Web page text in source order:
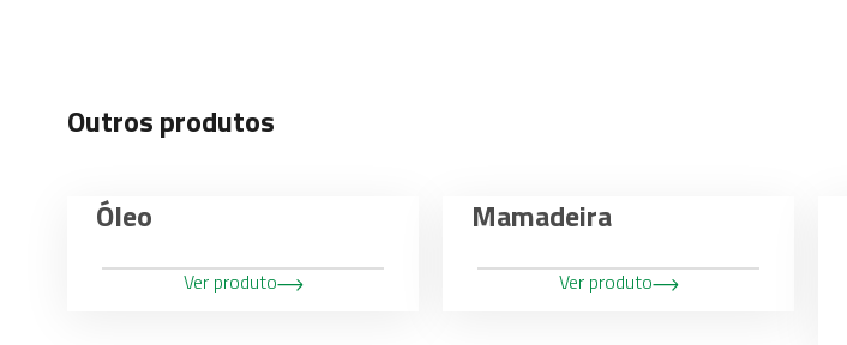
Outros produtos
Óleo
Ver produto
Mamadeira
Ver produto